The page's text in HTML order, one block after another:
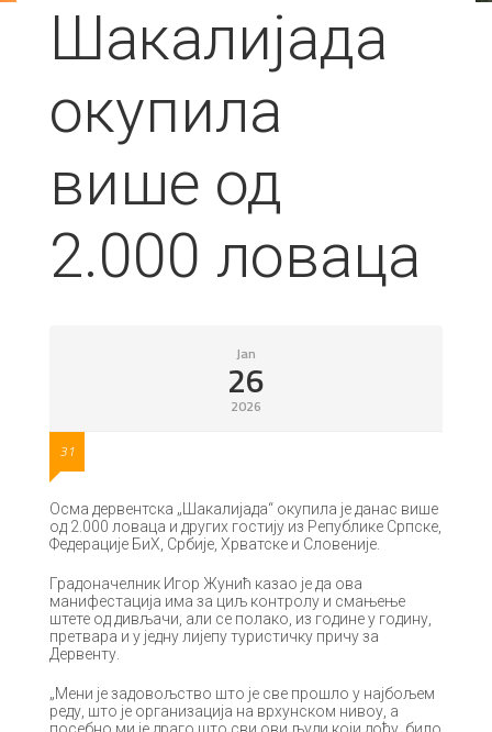
Шакалијада
окупила
више од
2.000 ловаца
Jan
26
2026
31
Осма дервентска „Шакалијада“ окупила је данас више
од 2.000 ловаца и других гостију из Републике Српске,
Федерације БиХ, Србије, Хрватске и Словеније.
Градоначелник Игор Жунић казао је да ова
манифестација има за циљ контролу и смањење
штете од дивљачи, али се полако, из године у годину,
претвара и у једну лијепу туристичку причу за
Дервенту.
„Мени је задовољство што је све прошло у најбољем
реду, што је организација на врхунском нивоу, а
посебно ми је драго што сви ови људи који дођу, било